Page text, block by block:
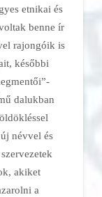
etnikai és
benne ír
rajongóik is
későbbi
dalukban
névvel és
akiket
a